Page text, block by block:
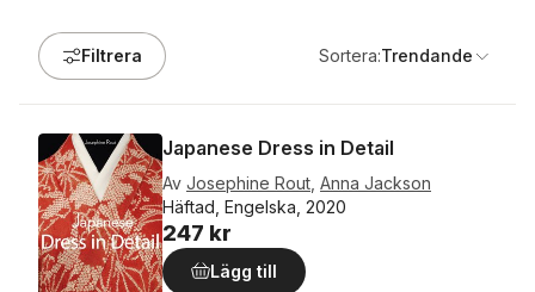
Filtrera Sortera:Trendande
Japanese Dress in Detail
Av Josephine Rout Anna Jackson
Häftad, Engelska, 2020
247 kr
Lägg till